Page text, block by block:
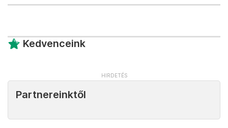
Kedvenceink
Partnereinktől